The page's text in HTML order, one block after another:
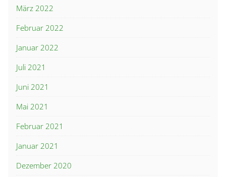
März 2022
Februar 2022
Januar 2022
Juli 2021
Juni 2021
Mai 2021
Februar 2021
Januar 2021
Dezember 2020